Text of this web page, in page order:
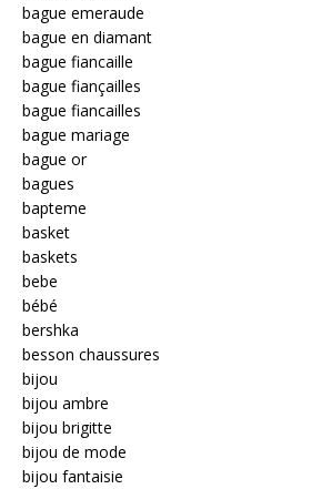
bague emeraude
bague en diamant
bague fiancaille
bague fiançailles
bague fiancailles
bague mariage
bague or
bagues
bapteme
basket
baskets
bebe
bébé
bershka
besson chaussures
bijou
bijou ambre
bijou brigitte
bijou de mode
bijou fantaisie